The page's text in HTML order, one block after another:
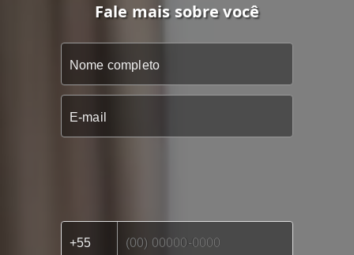
Fale mais sobre você